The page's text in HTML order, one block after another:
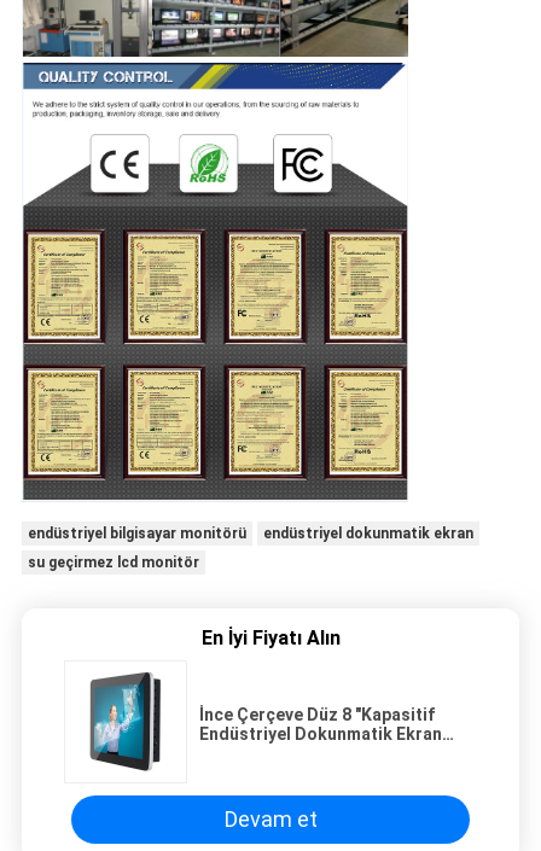
endüstriyel bilgisayar monitörü
endüstriyel dokunmatik ekran
su geçirmez lcd monitör
En İyi Fiyatı Alın
İnce Çerçeve Düz 8 "Kapasitif
Endüstriyel Dokunmatik Ekran
Devam et